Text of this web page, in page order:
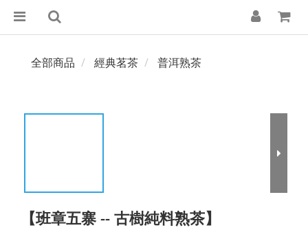
全部商品 經典茗茶 普洱熟茶
【班章五寨 -- 古樹純料熟茶】